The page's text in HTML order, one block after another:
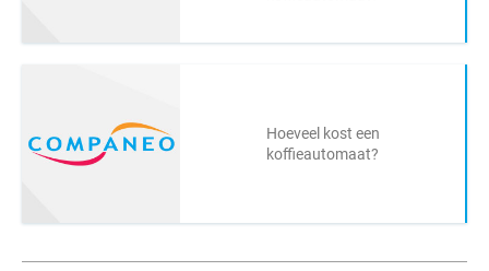
Hoeveel kost een
koffieautomaat?